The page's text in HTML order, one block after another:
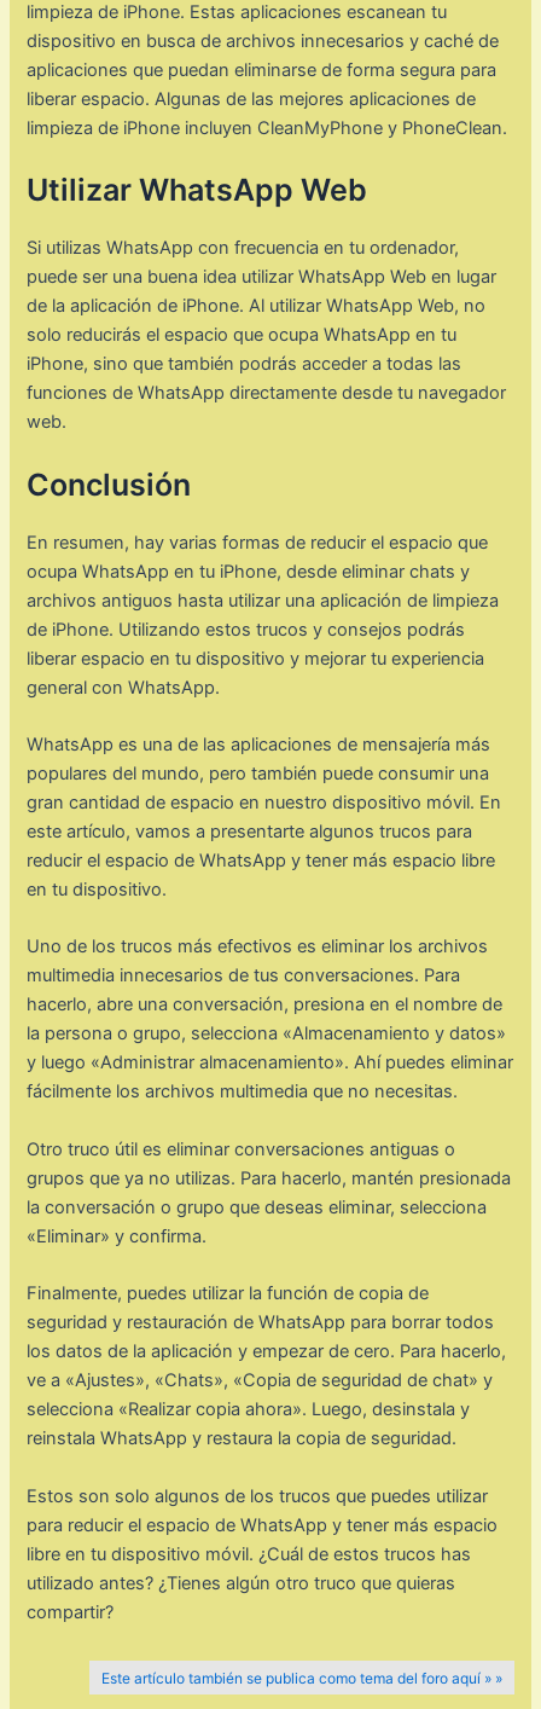
limpieza de iPhone. Estas aplicaciones escanean tu
dispositivo en busca de archivos innecesarios y caché de
aplicaciones que puedan eliminarse de forma segura para
liberar espacio. Algunas de las mejores aplicaciones de
limpieza de iPhone incluyen CleanMyPhone y PhoneClean.
Utilizar WhatsApp Web
Si utilizas WhatsApp con frecuencia en tu ordenador,
puede ser una buena idea utilizar WhatsApp Web en lugar
de la aplicación de iPhone. Al utilizar WhatsApp Web, no
solo reducirás el espacio que ocupa WhatsApp en tu
iPhone, sino que también podrás acceder a todas las
funciones de WhatsApp directamente desde tu navegador
web.
Conclusión
En resumen, hay varias formas de reducir el espacio que
ocupa WhatsApp en tu iPhone, desde eliminar chats y
archivos antiguos hasta utilizar una aplicación de limpieza
de iPhone. Utilizando estos trucos y consejos podrás
liberar espacio en tu dispositivo y mejorar tu experiencia
general con WhatsApp.
WhatsApp es una de las aplicaciones de mensajería más
populares del mundo, pero también puede consumir una
gran cantidad de espacio en nuestro dispositivo móvil. En
este artículo, vamos a presentarte algunos trucos para
reducir el espacio de WhatsApp y tener más espacio libre
en tu dispositivo.
Uno de los trucos más efectivos es eliminar los archivos
multimedia innecesarios de tus conversaciones. Para
hacerlo, abre una conversación, presiona en el nombre de
la persona o grupo, selecciona «Almacenamiento y datos»
y luego «Administrar almacenamiento». Ahí puedes eliminar
fácilmente los archivos multimedia que no necesitas.
Otro truco útil es eliminar conversaciones antiguas o
grupos que ya no utilizas. Para hacerlo, mantén presionada
la conversación o grupo que deseas eliminar, selecciona
«Eliminar» y confirma.
Finalmente, puedes utilizar la función de copia de
seguridad y restauración de WhatsApp para borrar todos
los datos de la aplicación y empezar de cero. Para hacerlo,
ve a «Ajustes», «Chats», «Copia de seguridad de chat» y
selecciona «Realizar copia ahora». Luego, desinstala y
reinstala WhatsApp y restaura la copia de seguridad.
Estos son solo algunos de los trucos que puedes utilizar
para reducir el espacio de WhatsApp y tener más espacio
libre en tu dispositivo móvil. ¿Cuál de estos trucos has
utilizado antes? ¿Tienes algún otro truco que quieras
compartir?
Este artículo también se publica como tema del foro aquí » »